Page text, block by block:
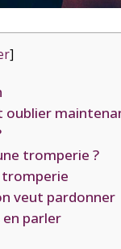
]
oublier
tromperie ?
tromperie
veut pardonner
en parler